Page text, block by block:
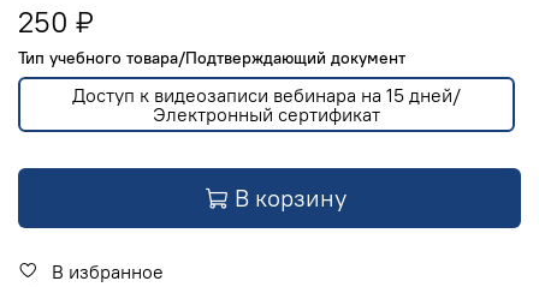
250 ₽
Тип учебного товара/Подтверждающий документ
Доступ к видеозаписи вебинара на 15 дней/
Электронный сертификат
В корзину
В избранное